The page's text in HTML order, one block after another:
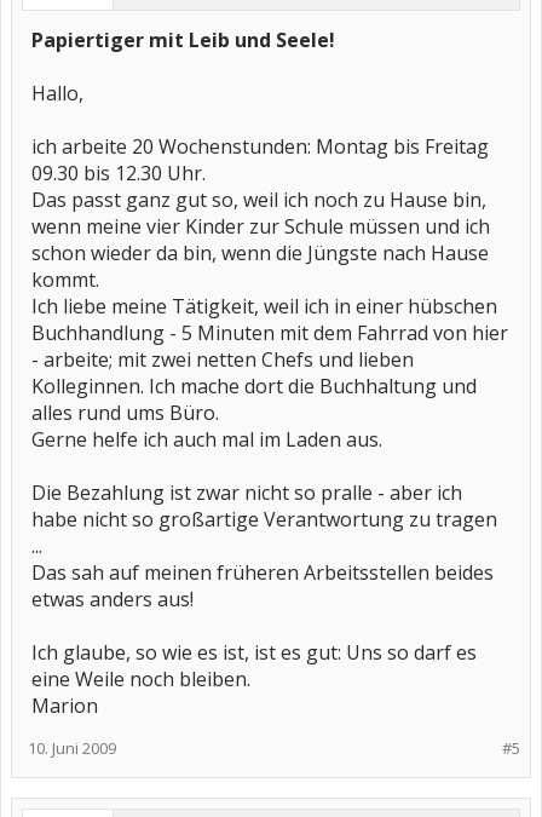
Papiertiger mit Leib und Seele!
Hallo,
ich arbeite 20 Wochenstunden: Montag bis Freitag
09.30 bis 12.30 Uhr.
Das passt ganz gut so, weil ich noch zu Hause bin,
wenn meine vier Kinder zur Schule müssen und ich
schon wieder da bin, wenn die Jüngste nach Hause
kommt.
Ich liebe meine Tätigkeit, weil ich in einer hübschen
Buchhandlung - 5 Minuten mit dem Fahrrad von hier
- arbeite; mit zwei netten Chefs und lieben
Kolleginnen. Ich mache dort die Buchhaltung und
alles rund ums Büro.
Gerne helfe ich auch mal im Laden aus.
Die Bezahlung ist zwar nicht so pralle - aber ich
habe nicht so großartige Verantwortung zu tragen
...
Das sah auf meinen früheren Arbeitsstellen beides
etwas anders aus!
Ich glaube, so wie es ist, ist es gut: Uns so darf es
eine Weile noch bleiben.
Marion
#5
10. Juni 2009